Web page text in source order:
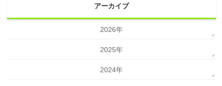
アーカイブ
2026年
2025年
2024年